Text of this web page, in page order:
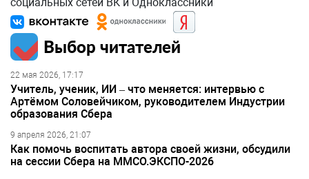
Выбор читателей
22 мая 2026, 17:17
Учитель, ученик, ИИ – что меняется: интервью с
Артёмом Соловейчиком, руководителем Индустрии
образования Сбера
9 апреля 2026, 21:07
Как помочь воспитать автора своей жизни, обсудили
на сессии Сбера на ММСО.ЭКСПО-2026